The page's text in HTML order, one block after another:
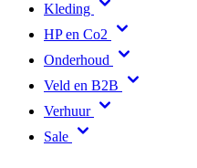
HP en Co2
Onderhoud
Veld en B2B
Verhuur
Sale